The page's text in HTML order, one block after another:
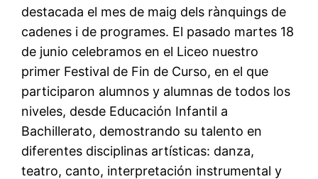
destacada el mes de maig dels rànquings de
cadenes i de programes. El pasado martes 18
de junio celebramos en el Liceo nuestro
primer Festival de Fin de Curso, en el que
participaron alumnos y alumnas de todos los
niveles, desde Educación Infantil a
Bachillerato, demostrando su talento en
diferentes disciplinas artísticas: danza,
teatro, canto, interpretación instrumental y